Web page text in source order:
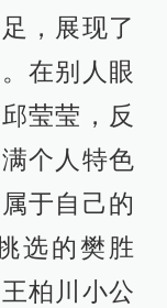
，展现了
在别人眼
莹莹，反
个人特色
于自己的
选的樊胜
柏川小公